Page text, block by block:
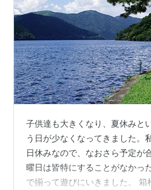
子供達も大きくなり、夏休みと
う日が少なくなってきました。
日休みなので、なおさら予定が
曜日は皆特にすることがなかっ
で揃って遊びにいきました。 箱